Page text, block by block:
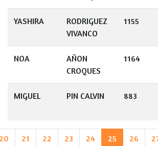
YASHIRA
RODRIGUEZ
VIVANCO
1155
NOA
AÑON
CROQUES
1164
MIGUEL PIN CALVIN 883
21 22 23 24 25 26